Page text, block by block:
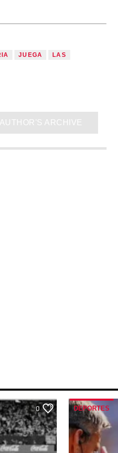
JUEGA LAS
AUTHOR'S ARCHIVE
0 DEPORTES